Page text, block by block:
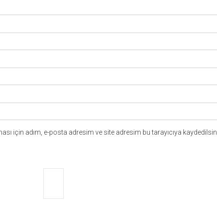
için adım, e-posta adresim ve site adresim bu tarayıcıya kaydedilsin.